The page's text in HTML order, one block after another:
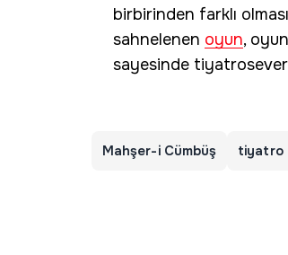
birbirinden farklı
sahnelenen oyun,
sayesinde
Mahşer-i Cümbüş tiyatro